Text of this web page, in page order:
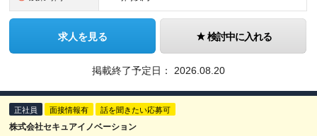
求人を見る 検討中に入れる
掲載終了予定日： 2026.08.20
正社員 面接情報有 話を聞きたい応募可
株式会社セキュアイノベーション